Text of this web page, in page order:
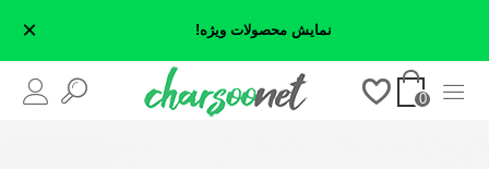
نمایش محصولات ویژه! ×
0